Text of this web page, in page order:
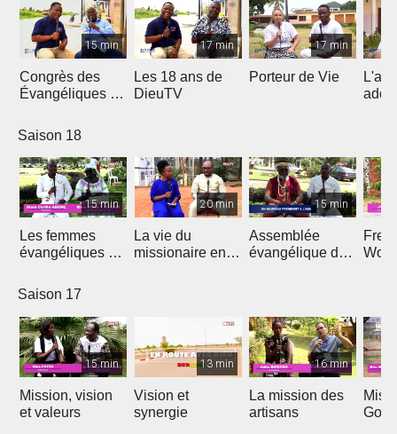
15 min
Congrès des
Évangéliques de
Francophone
17 min
Les 18 ans de
DieuTV
17 min
Porteur de Vie
ados
Saison 18
15 min
Les femmes
évangéliques du
20 min
La vie du
missionaire en
15 min
Assemblée
évangélique de
Free
Saison 17
15 min
Mission, vision
et valeurs
13 min
Vision et
synergie
16 min
La mission des
artisans